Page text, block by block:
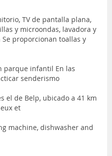
TV de pantalla plana,
y microondas, lavadora y
proporcionan toallas y
parque infantil En las
senderismo
el de Belp, ubicado a 41 km
et
machine, dishwasher and